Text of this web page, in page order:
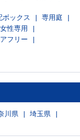
ボックス
専用庭
女性専用
フリー
川県
埼玉県